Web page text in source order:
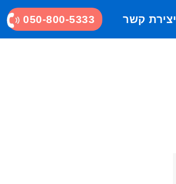
יצירת קשר 050-800-5333